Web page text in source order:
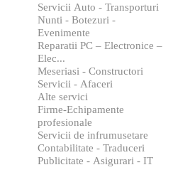
Servicii Auto - Transporturi
Nunti - Botezuri -
Evenimente
Reparatii PC – Electronice –
Elec...
Meseriasi - Constructori
Servicii - Afaceri
Alte servici
Firme-Echipamente
profesionale
Servicii de infrumusetare
Contabilitate - Traduceri
Publicitate - Asigurari - IT